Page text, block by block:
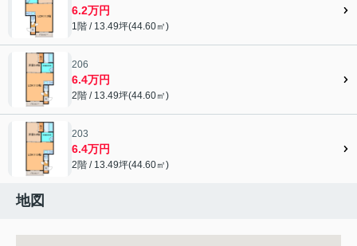
6.2万円
1階 / 13.49坪(44.60㎡)
206
6.4万円
2階 / 13.49坪(44.60㎡)
203
6.4万円
2階 / 13.49坪(44.60㎡)
地図